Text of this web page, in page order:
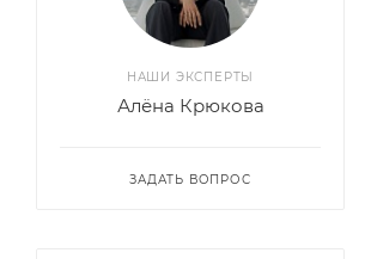
НАШИ ЭКСПЕРТЫ
Алёна Крюкова
ЗАДАТЬ ВОПРОС